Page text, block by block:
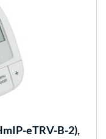
eTRV-B-2),